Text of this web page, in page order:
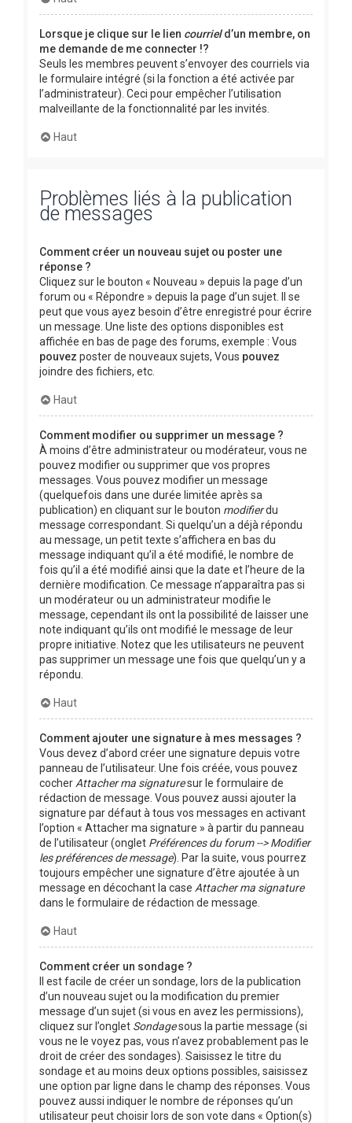
Lorsque je clique sur le lien courrield’un membre, on
me demande de me connecter !?
Seuls les membres peuvent s’envoyer des courriels via
le formulaire intégré (si la fonction a été activée par
l’administrateur). Ceci pour empêcher l’utilisation
malveillante de la fonctionnalité par les invités.
Haut
Problèmes liés à la publication
de messages
Comment créer un nouveau sujet ou poster une
réponse ?
Cliquez sur le bouton « Nouveau » depuis la page d’un
forum ou « Répondre » depuis la page d’un sujet. Il se
peut que vous ayez besoin d’être enregistré pour écrire
un message. Une liste des options disponibles est
affichée en bas de page des forums, exemple : Vous
pouvez poster de nouveaux sujets, Vous pouvez
joindre des fichiers, etc.
Haut
Comment modifier ou supprimer un message ?
À moins d’être administrateur ou modérateur, vous ne
pouvez modifier ou supprimer que vos propres
messages. Vous pouvez modifier un message
(quelquefois dans une durée limitée après sa
publication) en cliquant sur le bouton modifierdu
message correspondant. Si quelqu’un a déjà répondu
au message, un petit texte s’affichera en bas du
message indiquant qu’il a été modifié, le nombre de
fois qu’il a été modifié ainsi que la date et l’heure de la
dernière modification. Ce message n’apparaîtra pas si
un modérateur ou un administrateur modifie le
message, cependant ils ont la possibilité de laisser une
note indiquant qu’ils ont modifié le message de leur
propre initiative. Notez que les utilisateurs ne peuvent
pas supprimer un message une fois que quelqu’un y a
répondu.
Haut
Comment ajouter une signature à mes messages ?
Vous devez d’abord créer une signature depuis votre
panneau de l’utilisateur. Une fois créée, vous pouvez
cocher Attacher ma signaturesur le formulaire de
rédaction de message. Vous pouvez aussi ajouter la
signature par défaut à tous vos messages en activant
l’option « Attacher ma signature » à partir du panneau
de l’utilisateur (onglet Préférences du forum --> Modifier
les préférences de message). Par la suite, vous pourrez
toujours empêcher une signature d’être ajoutée à un
message en décochant la case Attacher ma signature
dans le formulaire de rédaction de message.
Haut
Comment créer un sondage ?
Il est facile de créer un sondage, lors de la publication
d’un nouveau sujet ou la modification du premier
message d’un sujet (si vous en avez les permissions),
cliquez sur l’onglet Sondagesous la partie message (si
vous ne le voyez pas, vous n’avez probablement pas le
droit de créer des sondages). Saisissez le titre du
sondage et au moins deux options possibles, saisissez
une option par ligne dans le champ des réponses. Vous
pouvez aussi indiquer le nombre de réponses qu’un
utilisateur peut choisir lors de son vote dans « Option(s)